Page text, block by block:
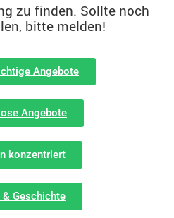
zu finden. Sollte noch
bitte melden!
Angebote
Angebote
konzentriert
& Geschichte